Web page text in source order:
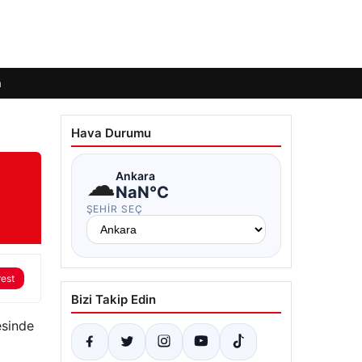
Hava Durumu
☁Ankara
NaN°C
ŞEHIR SEÇ
Bizi Takip Edin